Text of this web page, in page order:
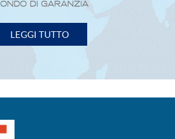
VIAGGI e TURISMO
Roma - Piazza G. G. Belli, 2